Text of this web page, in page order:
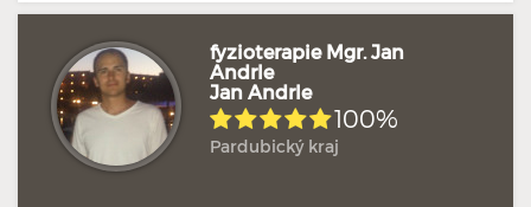
fyzioterapie Mgr. Jan
Andrle
Jan Andrle
100%
Pardubický kraj